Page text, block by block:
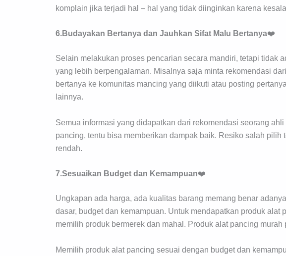
komplain jika terjadi hal – hal yang tidak diinginkan karena
6.Budayakan Bertanya dan Jauhkan Sifat Malu Bertanya❤️
Selain melakukan proses pencarian secara mandiri, tetapi tidak
yang lebih berpengalaman. Misalnya saja minta rekomendasi
bertanya ke komunitas mancing yang diikuti atau posting
lainnya.
Semua informasi yang didapatkan dari rekomendasi seorang
pancing, tentu bisa memberikan dampak baik. Resiko salah
rendah.
7.Sesuaikan Budget dan Kemampuan❤️
Ungkapan ada harga, ada kualitas barang memang benar
dasar, budget dan kemampuan. Untuk mendapatkan produk alat
memilih produk bermerek dan mahal. Produk alat pancing
Memilih produk alat pancing sesuai dengan budget dan